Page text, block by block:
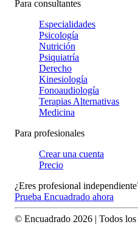
Para consultantes
Especialidades
Psicología
Nutrición
Psiquiatría
Derecho
Kinesiología
Fonoaudiología
Terapias Alternativas
Medicina
Para profesionales
Crear una cuenta
Precio
¿Eres profesional
Prueba Encuadrado ahora
© Encuadrado 2026 | Todos